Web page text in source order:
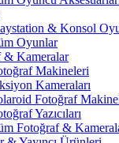
& Konsol
Oyunlar
& Kameralar
Makineleri
Kameraları
Fotoğraf
Yazıcıları
Fotoğraf &